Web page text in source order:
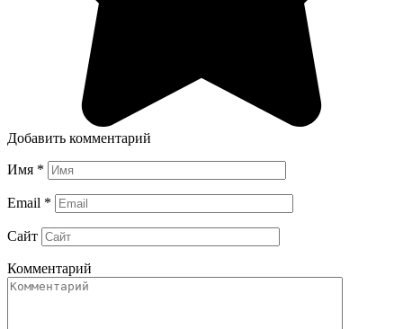
Добавить комментарий
Имя *
Email *
Сайт
Комментарий